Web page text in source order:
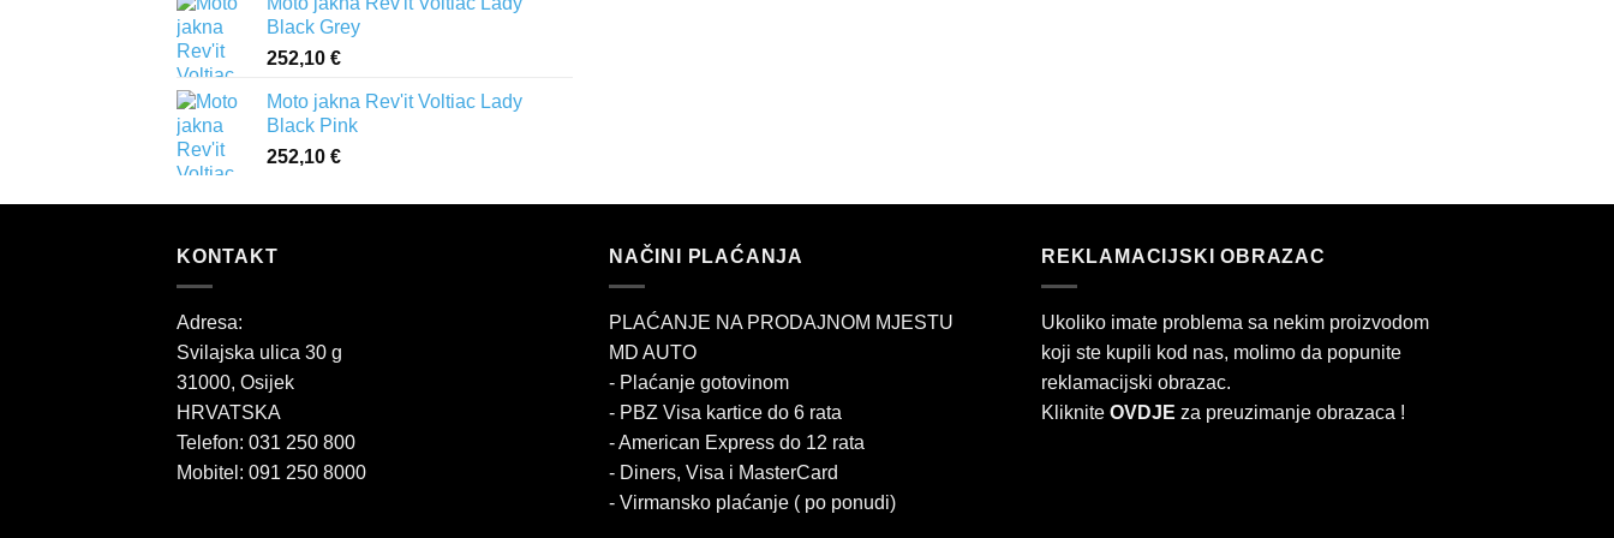
Black Grey
252,10 €
Moto jakna Rev'it Voltiac Lady
Black Pink
252,10 €
KONTAKT
Adresa:
Svilajska ulica 30 g
31000, Osijek
HRVATSKA
Telefon: 031 250 800
Mobitel: 091 250 8000
NAČINI PLAĆANJA
PLAĆANJE NA PRODAJNOM MJESTU
MD AUTO
- Plaćanje gotovinom
- PBZ Visa kartice do 6 rata
- American Express do 12 rata
- Diners, Visa i MasterCard
- Virmansko plaćanje ( po ponudi)
REKLAMACIJSKI OBRAZAC
Ukoliko imate problema sa nekim proizvodom
koji ste kupili kod nas, molimo da popunite
reklamacijski obrazac.
Kliknite OVDJE za preuzimanje obrazaca !